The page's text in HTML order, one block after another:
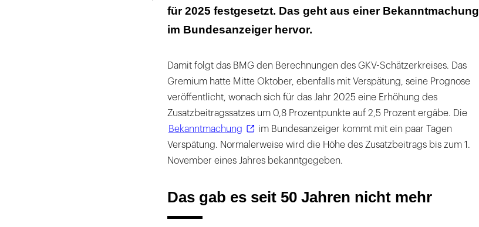
für 2025 festgesetzt. Das geht aus einer Bekanntmachung
im Bundesanzeiger hervor.
Damit folgt das BMG den Berechnungen des GKV-Schätzerkreises. Das
Gremium hatte Mitte Oktober, ebenfalls mit Verspätung, seine Prognose
veröffentlicht, wonach sich für das Jahr 2025 eine Erhöhung des
Zusatzbeitragssatzes um 0,8 Prozentpunkte auf 2,5 Prozent ergäbe. Die
Bekanntmachung
im Bundesanzeiger kommt mit ein paar Tagen
Verspätung. Normalerweise wird die Höhe des Zusatzbeitrags bis zum 1.
November eines Jahres bekanntgegeben.
Das gab es seit 50 Jahren nicht mehr